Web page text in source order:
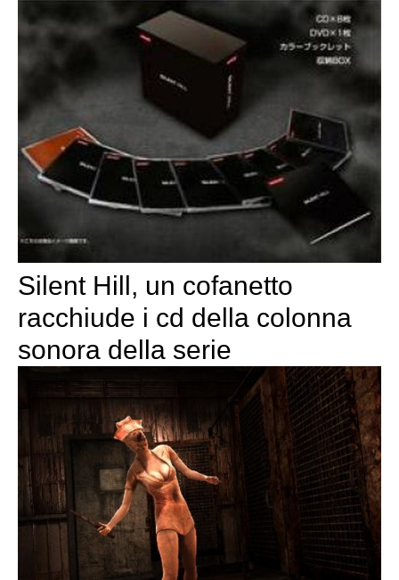
Silent Hill, un cofanetto
racchiude i cd della colonna
sonora della serie